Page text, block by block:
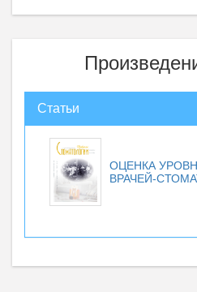
Статьи
ОЦЕНКА
ВРАЧЕЙ-